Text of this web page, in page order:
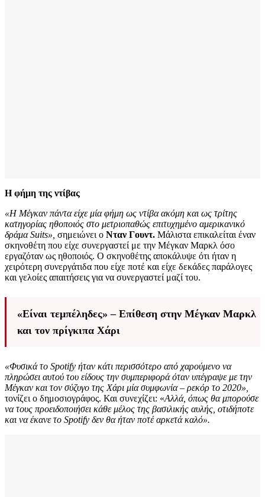
Η φήμη της ντίβας
«Η Μέγκαν πάντα είχε μία φήμη ως ντίβα ακόμη και ως τρίτης
κατηγορίας ηθοποιός στο μετριοπαθώς επιτυχημένο αμερικανικό
δράμα Suits», σημειώνει ο Νταν Γουντ. Μάλιστα επικαλείται έναν
σκηνοθέτη που είχε συνεργαστεί με την Μέγκαν Μαρκλ όσο
εργαζόταν ως ηθοποιός. Ο σκηνοθέτης αποκάλυψε ότι ήταν η
χειρότερη συνεργάτιδα που είχε ποτέ και είχε δεκάδες παράλογες
και γελοίες απαιτήσεις για να συνεργαστεί μαζί του.
«Είναι τεμπέληδες» – Επίθεση στην Μέγκαν Μαρκλ
και τον πρίγκιπα Χάρι
«Φυσικά το Spotify ήταν κάτι περισσότερο από χαρούμενο να
πληρώσει αυτού του είδους την συμπεριφορά όταν υπέγραψε με την
Μέγκαν και τον σύζυγο της Χάρι μία συμφωνία – ρεκόρ το 2020»,
τονίζει ο δημοσιογράφος. Και συνεχίζει: «Αλλά, όπως θα μπορούσε
να τους προειδοποιήσει κάθε μέλος της βασιλικής αυλής, οτιδήποτε
και να έκανε το Spotify δεν θα ήταν ποτέ αρκετά καλό».